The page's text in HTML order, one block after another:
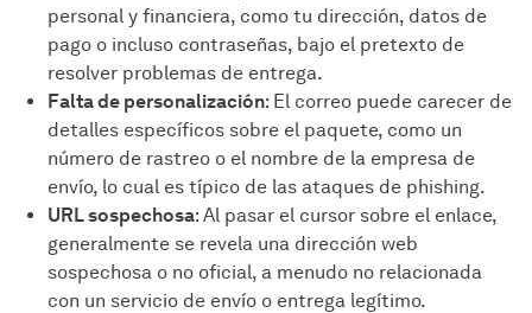
personal y financiera, como tu dirección, datos de
pago o incluso contraseñas, bajo el pretexto de
resolver problemas de entrega.
Falta de personalización: El correo puede carecer de
detalles específicos sobre el paquete, como un
número de rastreo o el nombre de la empresa de
envío, lo cual es típico de las ataques de phishing.
URL sospechosa: Al pasar el cursor sobre el enlace,
generalmente se revela una dirección web
sospechosa o no oficial, a menudo no relacionada
con un servicio de envío o entrega legítimo.